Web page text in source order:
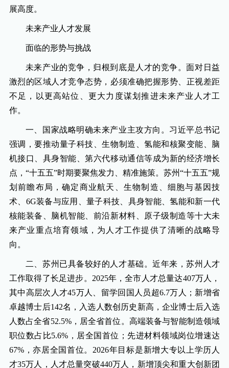
展高度。
未来产业人才发展
面临的形势与挑战
未来产业的竞争，归根到底是人才的竞争。面对日益
激烈的区域人才竞争态势，必须准确把握形势、正视差距
不足，以更高站位、更大力度谋划推进未来产业人才工
作。
一、国家战略明确未来产业主攻方向。习近平总书记
强调，要推动量子科技、生物制造、氢能和核聚变能、脑
机接口、具身智能、第六代移动通信等成为新的经济增长
点，“十五五”时期要聚焦发力、精准施策。苏州“十五五”规
划前瞻布局，确定商业航天、生物制造、细胞与基因技
术、6G装备与应用、量子科技、具身智能、氢能和新一代
核能装备、脑机智能、前沿新材料、原子级制造等十大未
来产业重点培育领域，为人才工作提供了清晰的战略导
向。
二、苏州已具备较好的人才基础。近年来，苏州人才
工作取得了长足进步。2025年，全市人才总量达407万人，
其中高层次人才45万人、留学回国人员超6.7万人；新增省
卓越博士后142名，入选人数创历史新高，企业博士后入选
人数占全省52.5%，居全省首位。高端装备与智能制造领域
职位数占比5.6%，居全国首位；先进材料领域岗位增速达
67%，亦居全国首位。2026年目标是新增大专以上学历人
才35万人，人才总量突破440万人，新增顶尖和重大创新团